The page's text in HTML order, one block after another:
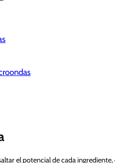
el potencial de cada